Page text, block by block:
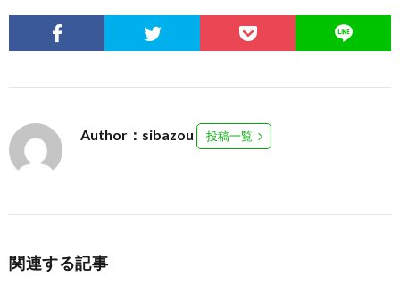
Author：sibazou 投稿一覧
関連する記事